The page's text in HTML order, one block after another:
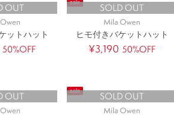
OUT
ットハット
50%OFF
sale SOLD OUT
Mila Owen
ヒモ付きバケットハット
¥3,190 50%OFF
OUT sale SOLD OUT
Mila Owen